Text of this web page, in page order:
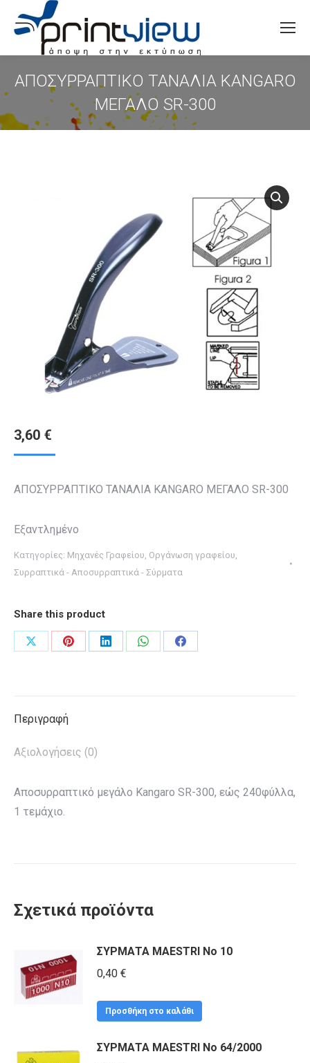
Search:
ΑΠΟΣΥΡΡΑΠΤΙΚΟ ΤΑΝΑΛΙΑ KANGARO
ΜΕΓΑΛΟ SR-300
You are here:
3,60 €
ΑΠΟΣΥΡΡΑΠΤΙΚΟ ΤΑΝΑΛΙΑ KANGARO ΜΕΓΑΛΟ SR-300
Εξαντλημένο
Κατηγορίες: Μηχανές Γραφείου Οργάνωση γραφείου
Συρραπτικά - Αποσυρραπτικά - Σύρματα
Share this product
Share
Share
Share
Share
Share
Περιγραφή
Αξιολογήσεις (0)
Αποσυρραπτικό μεγάλο Kangaro SR-300, εώς 240φύλλα,
1 τεμάχιο.
Σχετικά προϊόντα
ΣΥΡΜΑΤΑ MAESTRI Νο 10
0,40 €
Προσθήκη στο καλάθι
ΣΥΡΜΑΤΑ MAESTRI No 64/2000